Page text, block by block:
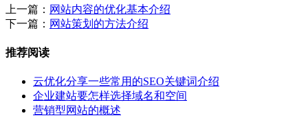
上一篇： 网站内容的优化基本介绍
下一篇： 网站策划的方法介绍
推荐阅读
云优化分享一些常用的SEO关键词介绍
企业建站要怎样选择域名和空间
营销型网站的概述